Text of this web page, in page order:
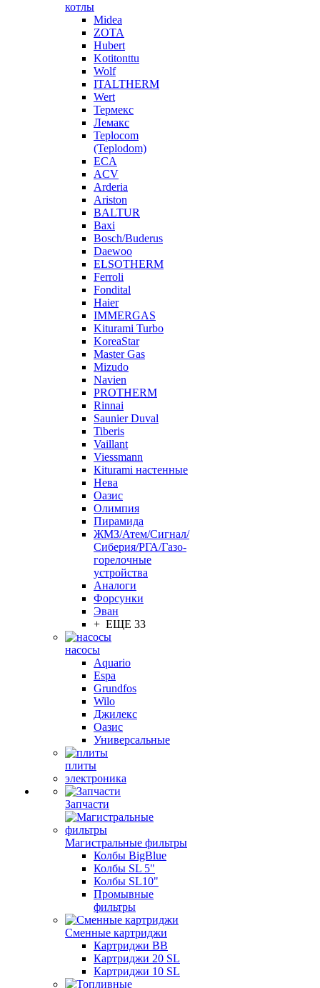
котлы
Midea
ZOTA
Hubert
Kotitonttu
Wolf
ITALTHERM
Wert
Термекс
Лемакс
Teplocom
(Teplodom)
ECA
ACV
Arderia
Ariston
BALTUR
Baxi
Bosch/Buderus
Daewoo
ELSOTHERM
Ferroli
Fondital
Haier
IMMERGAS
Kiturami Turbo
KoreaStar
Master Gas
Mizudo
Navien
PROTHERM
Rinnai
Saunier Duval
Tiberis
Vaillant
Viessmann
Кiturami настенные
Нева
Оазис
Олимпия
Пирамида
ЖМЗ/Атем/Сигнал/
Сиберия/РГА/Газо-
горелочные
устройства
Aналоги
Форсунки
Эван
+ ЕЩЕ 33
насосы
Aquario
Espa
Grundfos
Wilo
Джилекс
Оазис
Универсальные
плиты
электроника
Запчасти
Магистральные фильтры
Колбы BigBlue
Колбы SL 5"
Колбы SL10"
Промывные
фильтры
Сменные картриджи
Картриджи BB
Картриджи 20 SL
Картриджи 10 SL